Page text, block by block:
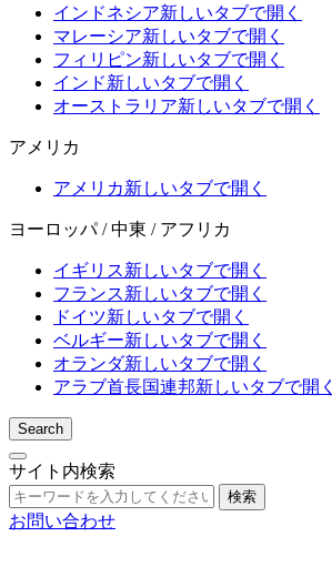
インドネシア新しいタブで開く
マレーシア新しいタブで開く
フィリピン新しいタブで開く
インド新しいタブで開く
オーストラリア新しいタブで開く
アメリカ
アメリカ新しいタブで開く
ヨーロッパ / 中東 / アフリカ
イギリス新しいタブで開く
フランス新しいタブで開く
ドイツ新しいタブで開く
ベルギー新しいタブで開く
オランダ新しいタブで開く
アラブ首長国連邦新しいタブで開く
Search
サイト内検索
検索
お問い合わせ